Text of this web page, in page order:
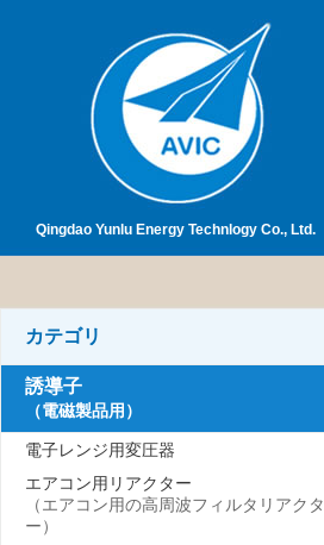
Qingdao Yunlu Energy Technlogy Co., Ltd.
カテゴリ
誘導子
（電磁製品用）
電子レンジ用変圧器
エアコン用リアクター
（エアコン用の高周波フィルタリアクタ
ー）